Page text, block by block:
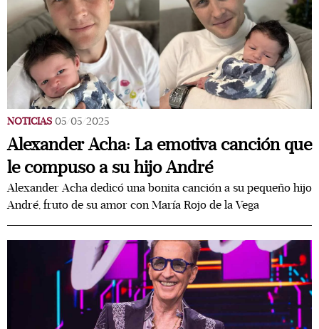
NOTICIAS 05/05/2025
Alexander Acha: La emotiva canción que
le compuso a su hijo André
Alexander Acha dedicó una bonita canción a su pequeño hijo
André, fruto de su amor con María Rojo de la Vega